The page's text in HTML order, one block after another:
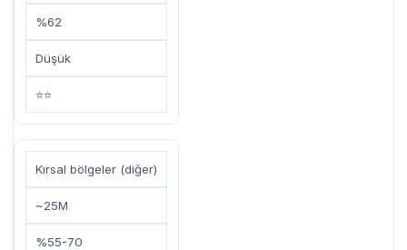
%62
Düşük
⭐⭐
Kırsal bölgeler (diğer)
~25M
%55-70